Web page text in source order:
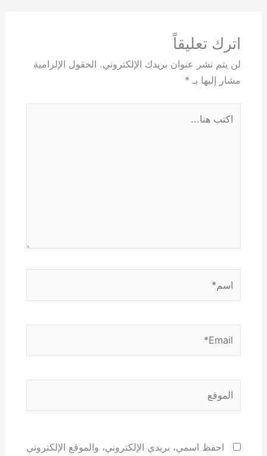
اترك تعليقاً
لن يتم نشر عنوان بريدك الإلكتروني. الحقول الإلزامية
مشار إليها بـ *
احفظ اسمي، بريدي الإلكتروني، والموقع الإلكتروني